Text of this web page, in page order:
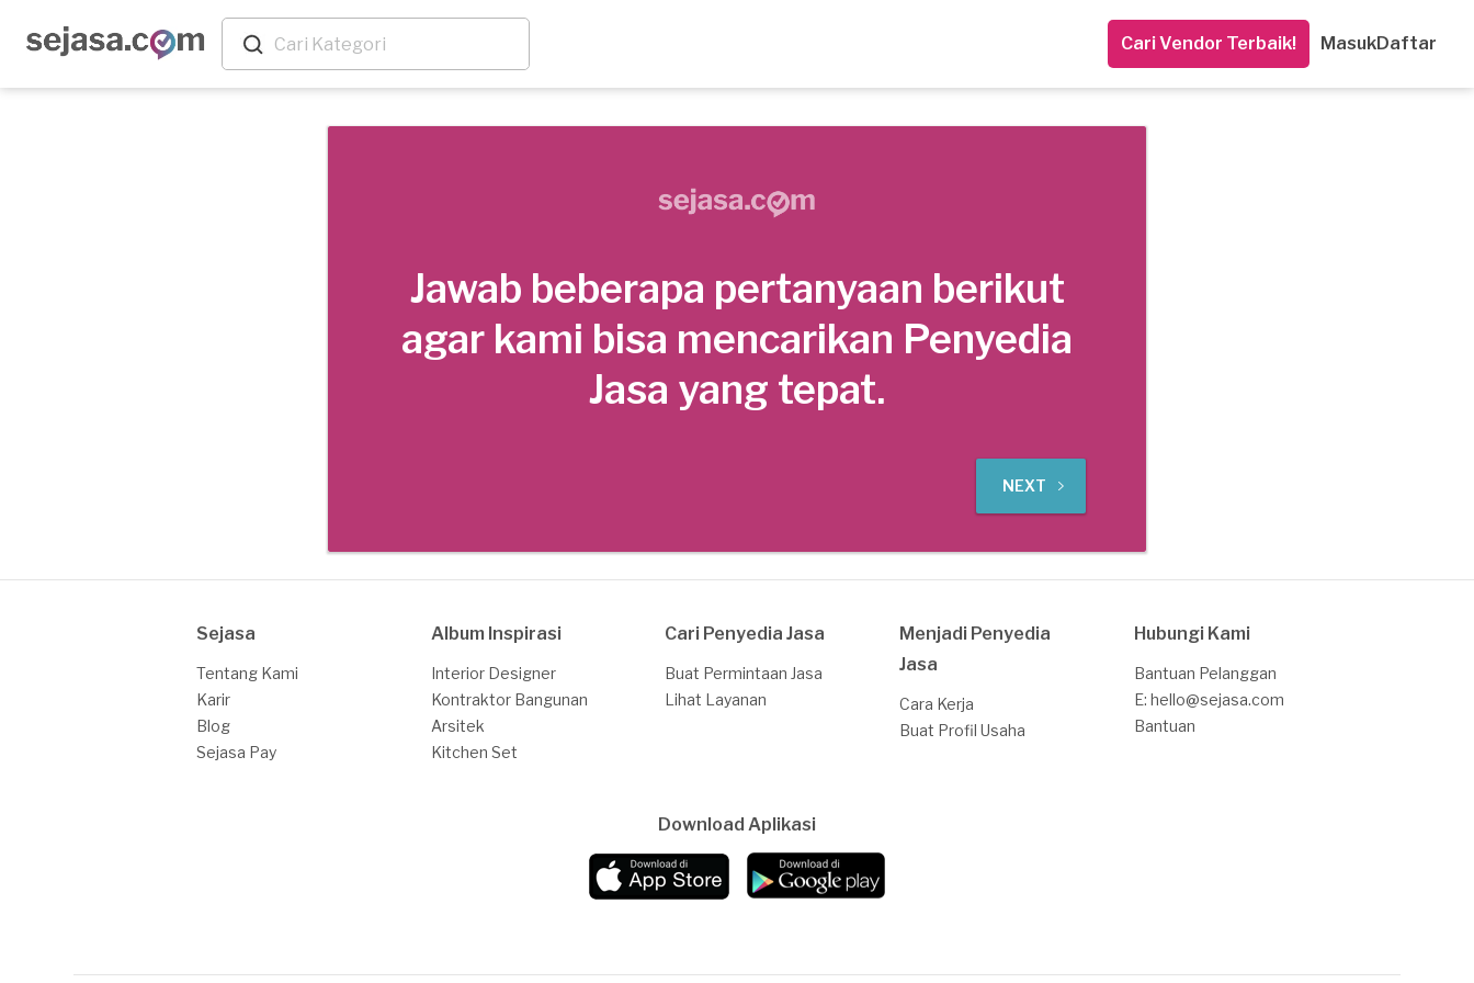
Cari Vendor Terbaik! MasukDaftar
Jawab beberapa pertanyaan berikut
agar kami bisa mencarikan Penyedia
Jasa yang tepat.
NEXT
Sejasa
Tentang Kami
Karir
Blog
Sejasa Pay
Album Inspirasi
Interior Designer
Kontraktor Bangunan
Arsitek
Kitchen Set
Cari Penyedia Jasa
Buat Permintaan Jasa
Lihat Layanan
Menjadi Penyedia
Jasa
Cara Kerja
Buat Profil Usaha
Hubungi Kami
Bantuan Pelanggan
E: hello@sejasa.com
Bantuan
Download Aplikasi